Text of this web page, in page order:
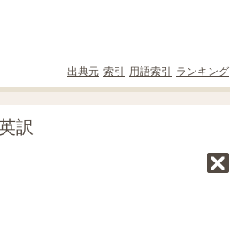
出典元 索引 用語索引 ランキング
訳